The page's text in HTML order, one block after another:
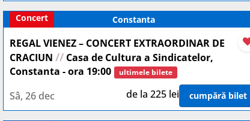
Constanta
Concert
REGAL VIENEZ – CONCERT EXTRAORDINAR DE
CRACIUN // Casa de Cultura a Sindicatelor,
Constanta - ora 19:00
ultimele bilete
Sâ, 26 dec de la 225 lei cumpără bilet